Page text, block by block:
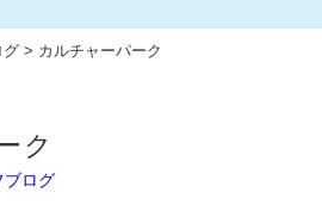
グ> カルチャーパーク
ク
ブログ